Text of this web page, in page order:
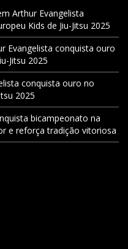
Arthur Evangelista
Kids de Jiu-Jitsu 2025
Evangelista conquista ouro
Jitsu 2025
conquista ouro no
2025
bicampeonato na
e reforça tradição vitoriosa